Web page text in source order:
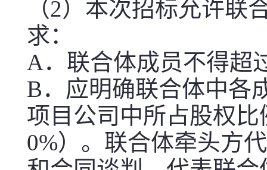
（2）本次招标允许联
求：
A．联合体成员不得超
B．应明确联合体中各
项目公司中所占股权
0%）。联合体牵头方